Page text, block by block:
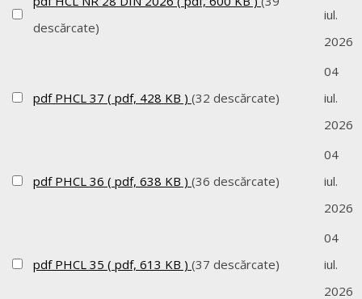
descărcate)
iul.
2026
pdf PHCL 37 ( pdf, 428 KB ) (32 descărcate)
04
iul.
2026
pdf PHCL 36 ( pdf, 638 KB ) (36 descărcate)
04
iul.
2026
pdf PHCL 35 ( pdf, 613 KB ) (37 descărcate)
04
iul.
2026